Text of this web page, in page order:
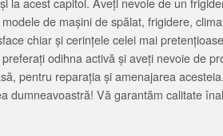
de mașini de spălat, frigidere,
chiar și cerințele celei mai
odihna activă și aveți nevoie de
pentru reparația și amenajarea
dumneavoastră! Vă garantăm calitate